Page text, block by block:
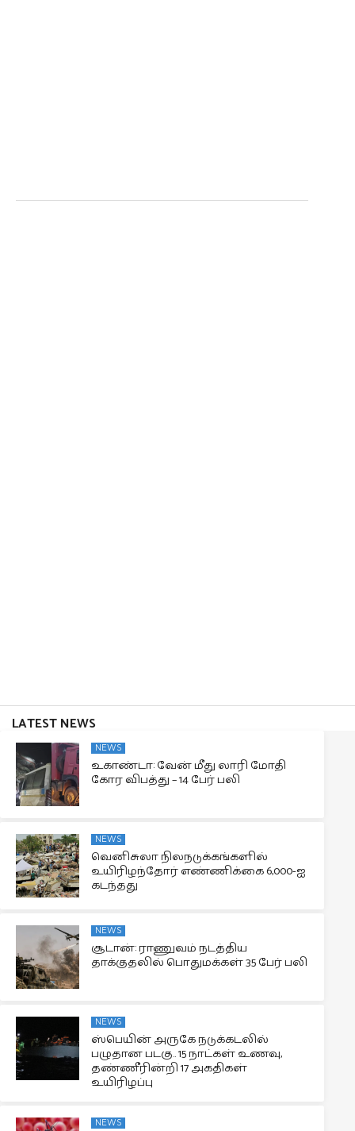
LATEST NEWS
NEWS
உகாண்டா: வேன் மீது லாரி மோதி
கோர விபத்து – 14 பேர் பலி
NEWS
வெனிசுலா நிலநடுக்கங்களில்
உயிரிழந்தோர் எண்ணிக்கை 6,000-ஐ
கடந்தது
NEWS
சூடான்: ராணுவம் நடத்திய
தாக்குதலில் பொதுமக்கள் 35 பேர் பலி
NEWS
ஸ்பெயின் அருகே நடுக்கடலில்
பழுதான படகு.. 15 நாட்கள் உணவு,
தண்ணீரின்றி 17 அகதிகள்
உயிரிழப்பு
NEWS